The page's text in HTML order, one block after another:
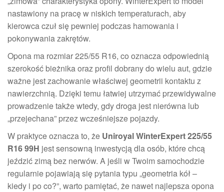
nastawiony na pracę w niskich temperaturach, aby
kierowca czuł się pewniej podczas hamowania i
pokonywania zakrętów.
Opona ma rozmiar 225/55 R16, co oznacza odpowiednią
szerokość bieżnika oraz profil dobrany do wielu aut, gdzie
ważne jest zachowanie właściwej geometrii kontaktu z
nawierzchnią. Dzięki temu łatwiej utrzymać przewidywalne
prowadzenie także wtedy, gdy droga jest nierówna lub
„przejechana” przez wcześniejsze pojazdy.
W praktyce oznacza to, że Uniroyal WinterExpert 225/55
R16 99H jest sensowną inwestycją dla osób, które chcą
jeździć zimą bez nerwów. A jeśli w Twoim samochodzie
regularnie pojawiają się pytania typu „geometria kół –
kiedy i po co?”, warto pamiętać, że nawet najlepsza opona